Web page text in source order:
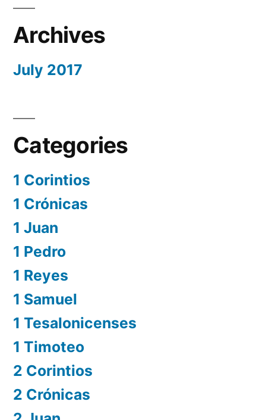
Archives
July 2017
Categories
1 Corintios
1 Crónicas
1 Juan
1 Pedro
1 Reyes
1 Samuel
1 Tesalonicenses
1 Timoteo
2 Corintios
2 Crónicas